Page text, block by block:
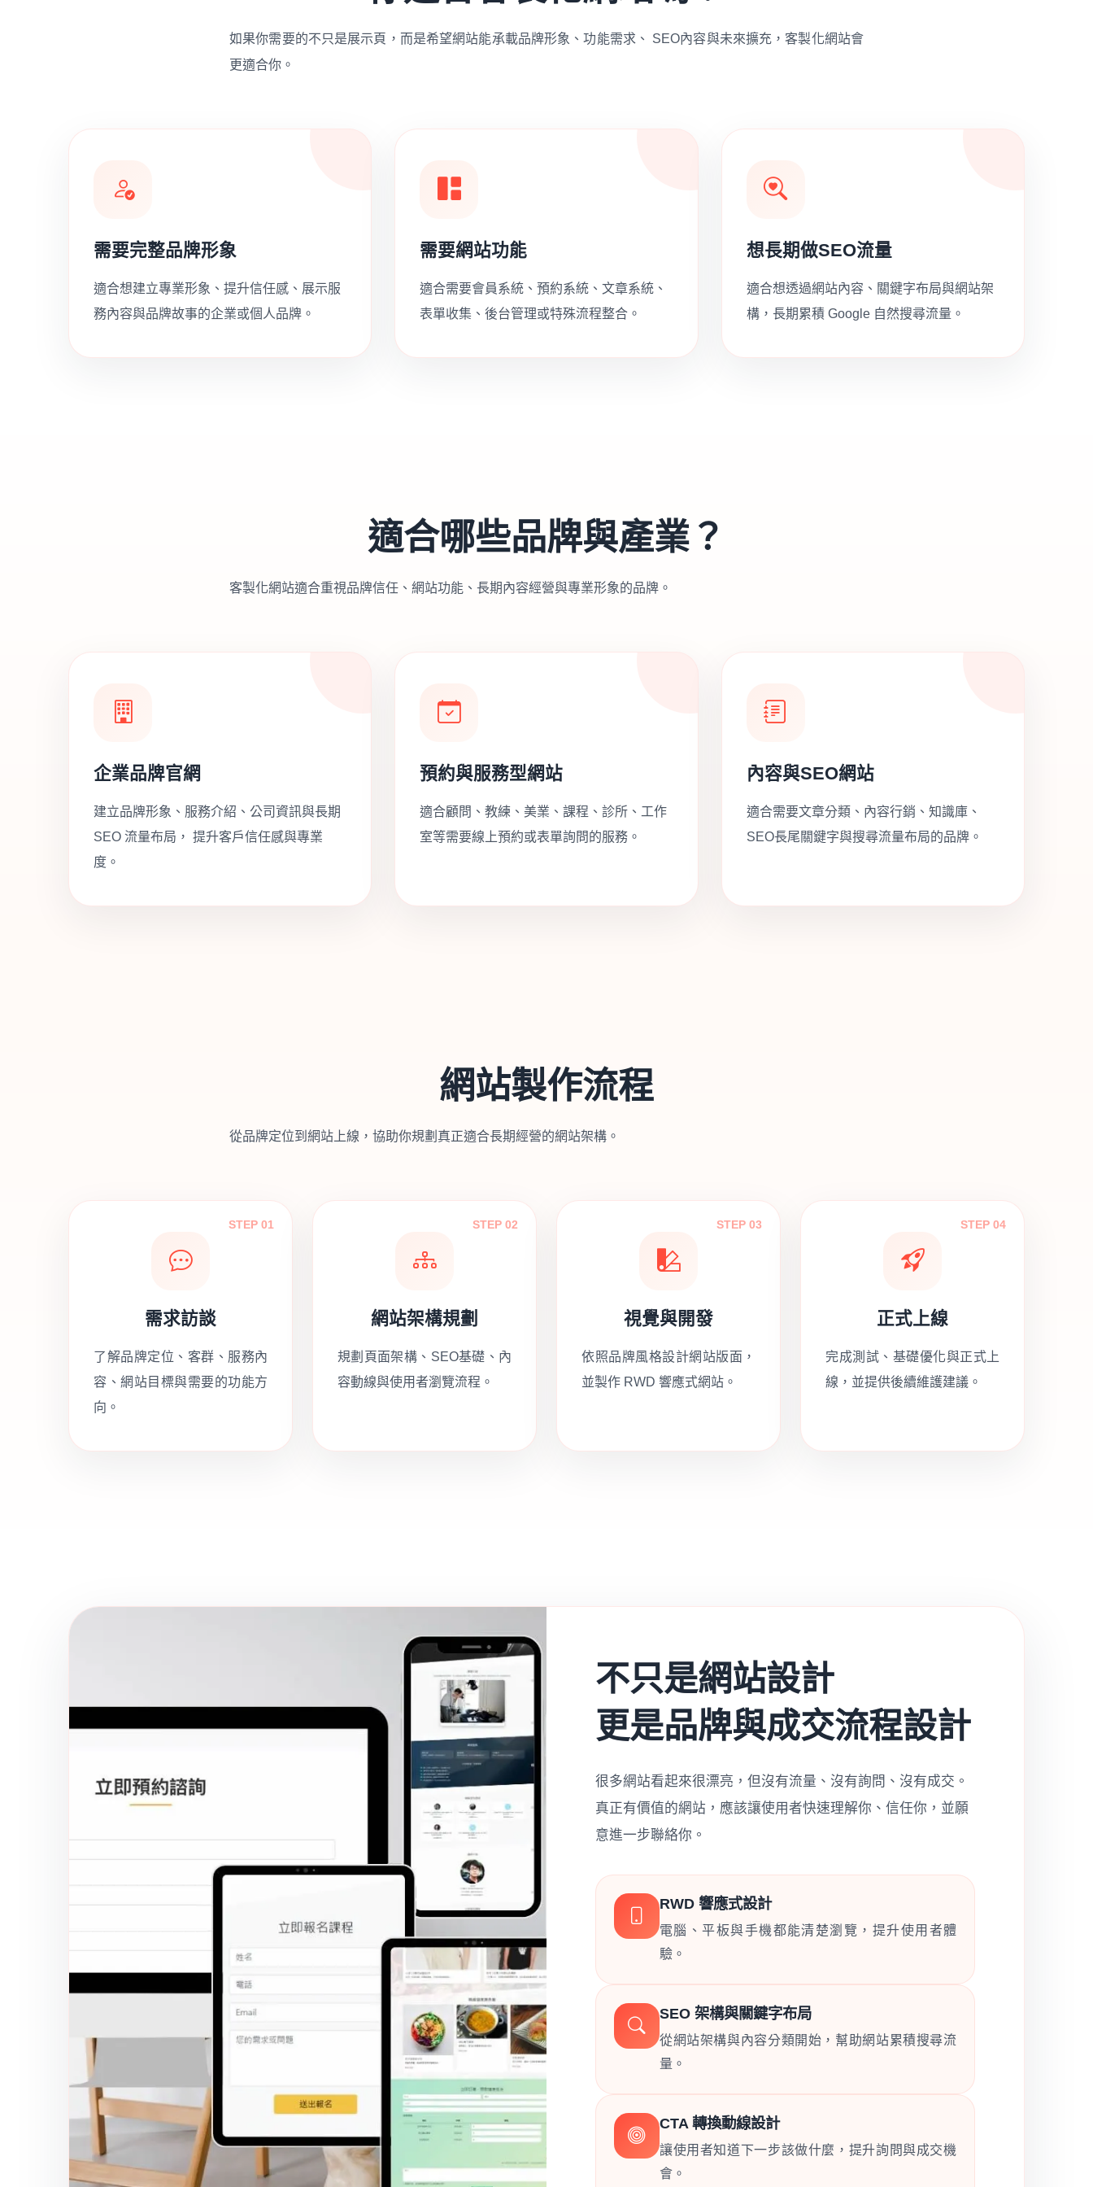
如果你需要的不只是展示頁，而是希望網站能承載品牌形象、功能需求、 SEO內容與未來擴充，客製化網站會
更適合你。
需要完整品牌形象
適合想建立專業形象、提升信任感、展示服
務內容與品牌故事的企業或個人品牌。
需要網站功能
適合需要會員系統、預約系統、文章系統、
表單收集、後台管理或特殊流程整合。
想長期做SEO流量
適合想透過網站內容、關鍵字布局與網站架
構，長期累積 Google 自然搜尋流量。
適合哪些品牌與產業？
客製化網站適合重視品牌信任、網站功能、長期內容經營與專業形象的品牌。
企業品牌官網
建立品牌形象、服務介紹、公司資訊與長期
SEO 流量布局， 提升客戶信任感與專業
度。
預約與服務型網站
適合顧問、教練、美業、課程、診所、工作
室等需要線上預約或表單詢問的服務。
內容與SEO網站
適合需要文章分類、內容行銷、知識庫、
SEO長尾關鍵字與搜尋流量布局的品牌。
網站製作流程
從品牌定位到網站上線，協助你規劃真正適合長期經營的網站架構。
STEP 01
需求訪談
了解品牌定位、客群、服務內
容、網站目標與需要的功能方
向。
STEP 02
網站架構規劃
規劃頁面架構、SEO基礎、內
容動線與使用者瀏覽流程。
STEP 03
視覺與開發
依照品牌風格設計網站版面，
並製作 RWD 響應式網站。
STEP 04
正式上線
完成測試、基礎優化與正式上
線，並提供後續維護建議。
不只是網站設計
更是品牌與成交流程設計
很多網站看起來很漂亮，但沒有流量、沒有詢問、沒有成交。
真正有價值的網站，應該讓使用者快速理解你、信任你，並願
意進一步聯絡你。
RWD 響應式設計
電腦、平板與手機都能清楚瀏覽，提升使用者體
驗。
SEO 架構與關鍵字布局
從網站架構與內容分類開始，幫助網站累積搜尋流
量。
CTA 轉換動線設計
讓使用者知道下一步該做什麼，提升詢問與成交機
會。